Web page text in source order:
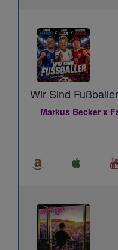
Wir Sind
Markus Becker x